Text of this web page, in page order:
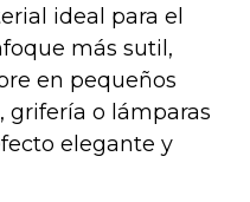
ideal para el
más sutil,
en pequeños
grifería o lámparas
elegante y